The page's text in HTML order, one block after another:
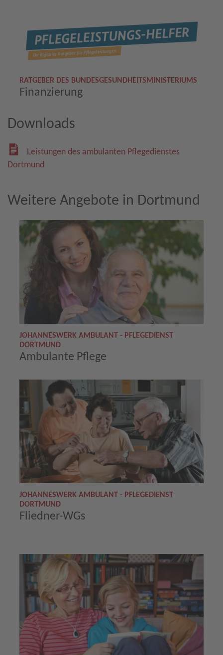
RATGEBER DES BUNDESGESUNDHEITSMINISTERIUMS
Finanzierung
Downloads
Leistungen des ambulanten Pflegedienstes
Dortmund
Weitere Angebote in Dortmund
JOHANNESWERK AMBULANT - PFLEGEDIENST
DORTMUND
Ambulante Pflege
JOHANNESWERK AMBULANT - PFLEGEDIENST
DORTMUND
Fliedner-WGs